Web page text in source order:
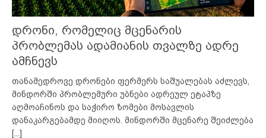
დრონი, რომელიც მცენარის
პრობლემას ადამიანის თვალზე ადრე
ამჩნევს
თანამედროვე დრონები ფერმერს საშუალებას აძლევს,
მინდორში პრობლემური უბნები ადრეულ ეტაპზე
აღმოაჩინოს და საჭირო ზომები მოსავლის
დანაკარგებამდე მიიღოს. მინდორში მცენარე შეიძლება
[...]